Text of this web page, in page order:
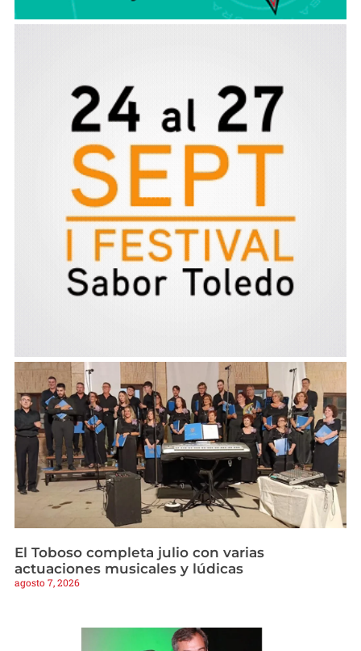
El Toboso completa julio con varias
actuaciones musicales y lúdicas
agosto 7, 2026